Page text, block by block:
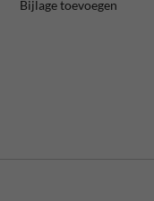
Bijlage toevoegen